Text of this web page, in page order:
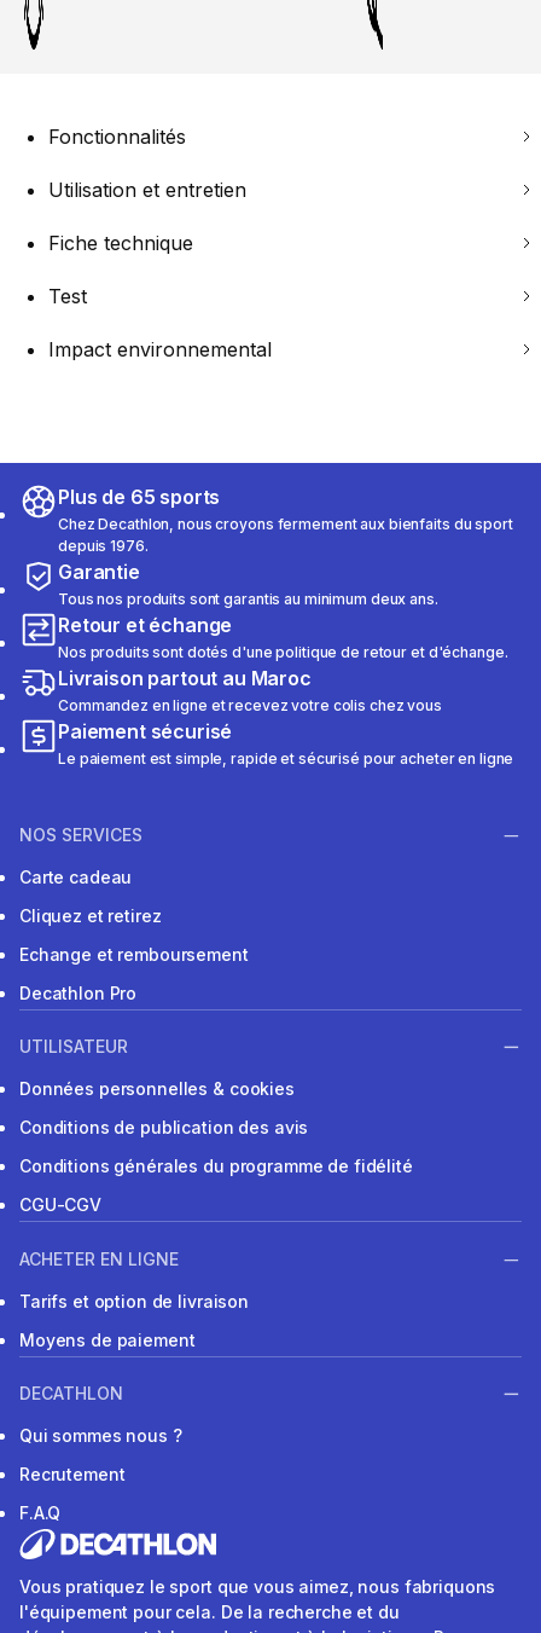
Fonctionnalités
Utilisation et entretien
Fiche technique
Test
Impact environnemental
Plus de 65 sports
Chez Decathlon, nous croyons fermement aux bienfaits du sport
depuis 1976.
Garantie
Tous nos produits sont garantis au minimum deux ans.
Retour et échange
Nos produits sont dotés d'une politique de retour et d'échange.
Livraison partout au Maroc
Commandez en ligne et recevez votre colis chez vous
Paiement sécurisé
Le paiement est simple, rapide et sécurisé pour acheter en ligne
NOS SERVICES
Carte cadeau
Cliquez et retirez
Echange et remboursement
Decathlon Pro
UTILISATEUR
Données personnelles & cookies
Conditions de publication des avis
Conditions générales du programme de fidélité
CGU-CGV
ACHETER EN LIGNE
Tarifs et option de livraison
Moyens de paiement
DECATHLON
Qui sommes nous ?
Recrutement
F.A.Q
Vous pratiquez le sport que vous aimez, nous fabriquons
l'équipement pour cela. De la recherche et du